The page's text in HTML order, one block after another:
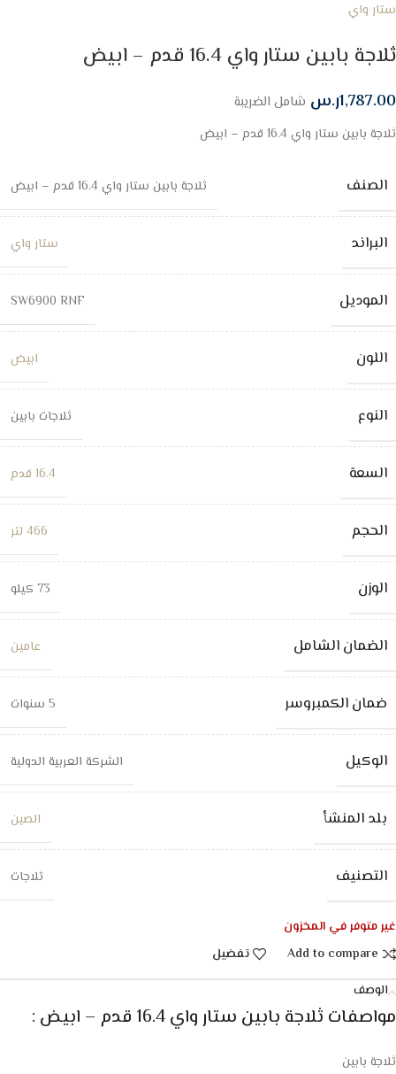
ستار واي
ثلاجة بابين ستار واي 16.4 قدم – ابيض
1,787.00ر.س شامل الضريبة
ثلاجة بابين ستار واي 16.4 قدم – ابيض
الصنف ثلاجة بابين ستار واي 16.4 قدم – ابيض
البراند ستار واي
الموديل SW6900 RNF
اللون ابيض
النوع ثلاجات بابين
السعة 16.4 قدم
الحجم 466 لتر
الوزن 73 كيلو
الضمان الشامل عامين
ضمان الكمبروسر 5 سنوات
الوكيل الشركة العربية الدولية
بلد المنشأ الصين
التصنيف ثلاجات
غير متوفر في المخزون
Add to compare
تفضيل
الوصف
مواصفات ثلاجة بابين ستار واي 16.4 قدم – ابيض :
ثلاجة بابين